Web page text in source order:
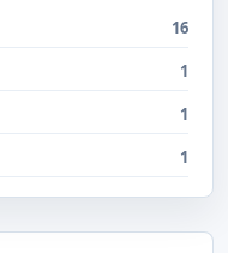
16
1
1
1